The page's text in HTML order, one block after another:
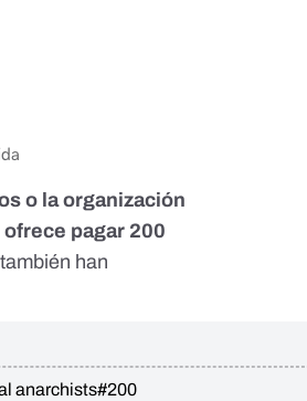
o la organización
pagar 200
han
anarchists#200